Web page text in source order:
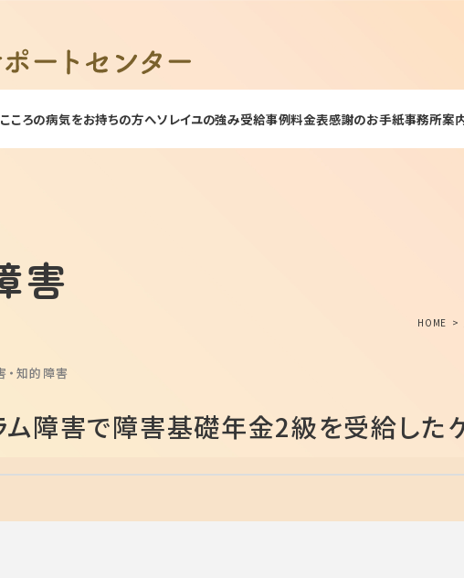
こころの病気をお持ちの方へソレイユの強み受給事例料金表感謝のお手紙事務所案
害
HOME
・知的障害
ム障害で障害基礎年金2級を受給した